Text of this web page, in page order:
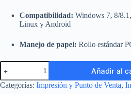
Compatibilidad: Windows 7, 8/
Linux y Android
Manejo de papel: Rollo estándar
Impresora
Térmica
de
Recibos
Añadir al
Categorías: Impresión y Punto de Venta,